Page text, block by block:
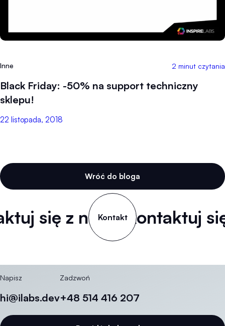
Inne 2 minut czytania
Black Friday: -50% na support techniczny
sklepu!
22 listopada, 2018
Wróć do bloga
się z namiSkontaktuj
Kontakt
Napisz
hi@ilabs.dev
Zadzwoń
+48 514 416 207